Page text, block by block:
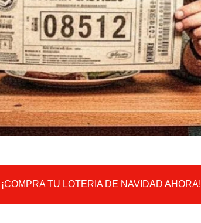
¡COMPRA TU LOTERIA DE NAVIDAD AHORA!